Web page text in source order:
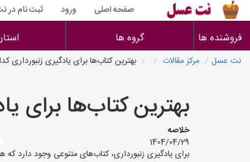
صفحه اصلی ورود ثبت نام در
فروشنده ها گروه ها
نت عسل مرکز مقالات بهترین کتاب‌ها برای یادگیری زنبورداری
بهترین کتاب‌ها برای
خلاصه
1404/04/29
برای یادگیری زنبورداری، کتاب‌های متنوعی وجود دارد